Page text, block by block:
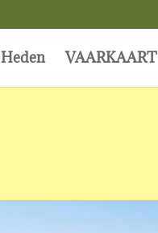
Heden VAARKAART